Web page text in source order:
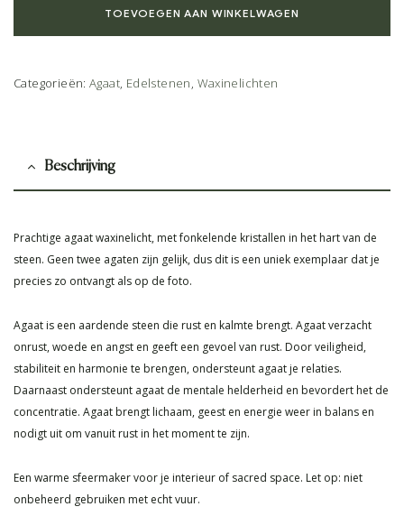
TOEVOEGEN AAN WINKELWAGEN
Categorieën:Agaat, Edelstenen, Waxinelichten
Beschrijving
Prachtige agaat waxinelicht, met fonkelende kristallen in het hart van de
steen. Geen twee agaten zijn gelijk, dus dit is een uniek exemplaar dat je
precies zo ontvangt als op de foto.
Agaat is een aardende steen die rust en kalmte brengt. Agaat verzacht
onrust, woede en angst en geeft een gevoel van rust. Door veiligheid,
stabiliteit en harmonie te brengen, ondersteunt agaat je relaties.
Daarnaast ondersteunt agaat de mentale helderheid en bevordert het de
concentratie. Agaat brengt lichaam, geest en energie weer in balans en
nodigt uit om vanuit rust in het moment te zijn.
Een warme sfeermaker voor je interieur of sacred space. Let op: niet
onbeheerd gebruiken met echt vuur.